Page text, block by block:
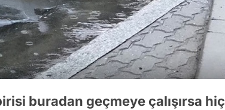
buradan geçmeye çalışırsa hiç